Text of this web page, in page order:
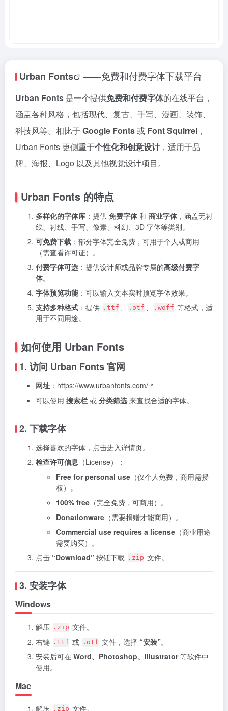
Urban Fonts ——免费和付费字体下载平台
Urban Fonts 是一个提供免费和付费字体的在线平台，
涵盖各种风格，包括现代、复古、手写、漫画、装饰、
科技风等。相比于Google Fonts或 Font Squirrel ，
Urban Fonts 更侧重于个性化和创意设计，适用于品
牌、海报、Logo 以及其他视觉设计项目。
Urban Fonts 的特点
多样化的字体库 ：提供 免费字体和 商业字体，涵盖无衬
线、衬线、手写、像素、科幻、3D 字体等类别。
可免费下载 ：部分字体完全免费，可用于个人或商用
（需查看许可证）。
付费字体可选：提供设计师或品牌专属的高级付费字
体。
字体预览功能：可以输入文本实时预览字体效果。
支持多种格式 ：提供 .ttf 、 .otf 、 .woff 等格式，适
用于不同用途。
如何使用 Urban Fonts
1. 访问 Urban Fonts 官网
网址 ： https://www.urbanfonts.com/
可以使用 搜索栏 或 分类筛选来查找合适的字体。
2. 下载字体
选择喜欢的字体，点击进入详情页。
检查许可信息 （License）：
Free for personal use （仅个人免费，商用需授
权）。
100% free （完全免费，可商用）。
Donationware （需要捐赠才能商用）。
Commercial use requires a license （商业用途
需要购买）。
点击 “Download” 按钮下载 .zip 文件。
3. 安装字体
Windows
解压 .zip 文件。
右键 .ttf 或 .otf 文件，选择 “安装”。
安装后可在 Word、Photoshop、Illustrator等软件中
使用。
Mac
解压 .zip 文件。